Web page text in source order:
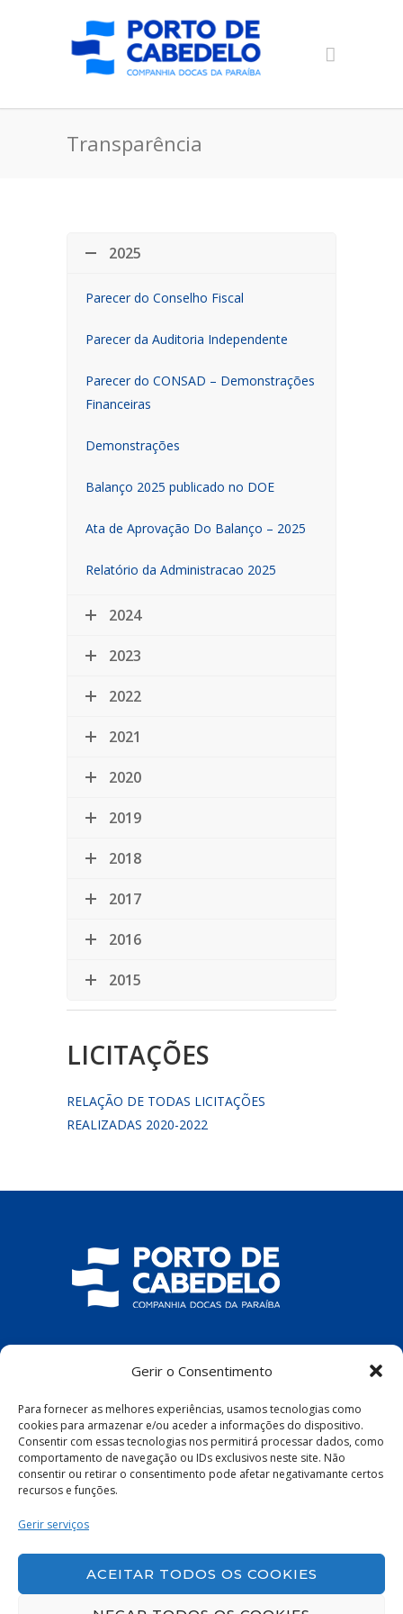
Gerir o Consentimento
Para fornecer as melhores experiências, usamos tecnologias como
cookies para armazenar e/ou aceder a informações do dispositivo.
Consentir com essas tecnologias nos permitirá processar dados, como
comportamento de navegação ou IDs exclusivos neste site. Não
consentir ou retirar o consentimento pode afetar negativamante certos
recursos e funções.
Gerir serviços
ACEITAR TODOS OS COOKIES
Transparência
2025
Parecer do Conselho Fiscal
Parecer da Auditoria Independente
Parecer do CONSAD – Demonstrações
Financeiras
Demonstrações
Balanço 2025 publicado no DOE
Ata de Aprovação Do Balanço – 2025
Relatório da Administracao 2025
2024
2023
2022
2021
2020
2019
2018
2017
2016
2015
LICITAÇÕES
RELAÇÃO DE TODAS LICITAÇÕES
REALIZADAS 2020-2022
COMPANHIA DOCAS DA PARAÍBA
– PB, 58100-100
Política de Privacidade